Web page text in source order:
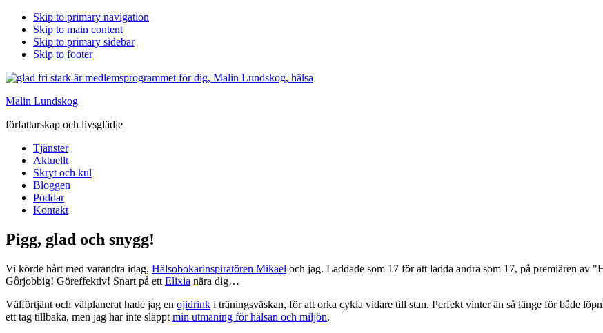
Skip to primary navigation
Skip to main content
Skip to primary sidebar
Skip to footer
Malin Lundskog
författarskap och livsglädje
Tjänster
Aktuellt
Skryt och kul
Bloggen
Poddar
Kontakt
Pigg, glad och snygg!
Vi körde hårt med varandra idag, Hälsobokarinspiratören Mikael och jag. Laddade som 17 för att ladda andra som 17, på premiären
Gôrjobbig! Göreffektiv! Snart på ett Elixia nära dig…
Välförtjänt och välplanerat hade jag en ojidrink i träningsväskan, för att orka cykla vidare till stan. Perfekt vinter än så länge för både
ett tag tillbaka, men jag har inte släppt min utmaning för hälsan och miljön.